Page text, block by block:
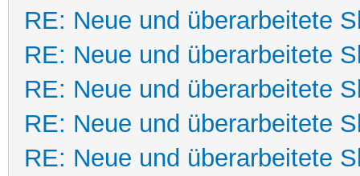
RE: Neue und überarbeitete
RE: Neue und überarbeitete
RE: Neue und überarbeitete
RE: Neue und überarbeitete
RE: Neue und überarbeitete